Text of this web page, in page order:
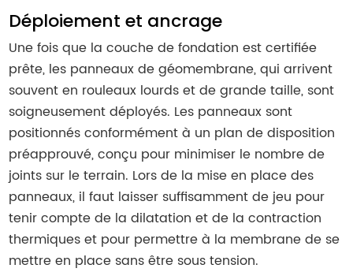
Déploiement et ancrage
Une fois que la couche de fondation est certifiée
prête, les panneaux de géomembrane, qui arrivent
souvent en rouleaux lourds et de grande taille, sont
soigneusement déployés. Les panneaux sont
positionnés conformément à un plan de disposition
préapprouvé, conçu pour minimiser le nombre de
joints sur le terrain. Lors de la mise en place des
panneaux, il faut laisser suffisamment de jeu pour
tenir compte de la dilatation et de la contraction
thermiques et pour permettre à la membrane de se
mettre en place sans être sous tension.